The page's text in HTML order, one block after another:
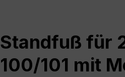
Standfuß für
100/101 mit